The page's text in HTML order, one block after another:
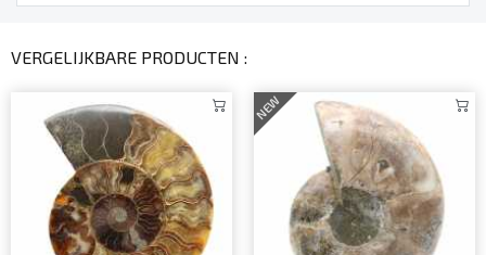
VERGELIJKBARE PRODUCTEN :
NEW